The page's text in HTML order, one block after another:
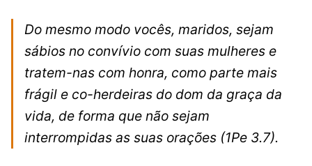
Do mesmo modo vocês, maridos, sejam
sábios no convívio com suas mulheres e
tratem-nas com honra, como parte mais
frágil e co-herdeiras do dom da graça da
vida, de forma que não sejam
interrompidas as suas orações (1Pe 3.7).